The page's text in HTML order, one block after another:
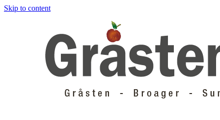
Skip to content